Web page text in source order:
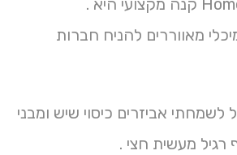
מאווררים להניח חברות
אביזרים כיסוי שיש ומבני
רגיל מעשית חצי .